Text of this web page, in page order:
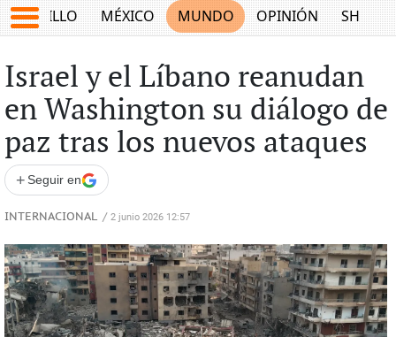
SALTILLO MÉXICO MUNDO OPINIÓN SHOW
Israel y el Líbano reanudan
en Washington su diálogo de
paz tras los nuevos ataques
+ Seguir en
INTERNACIONAL / 2 junio 2026 12:57